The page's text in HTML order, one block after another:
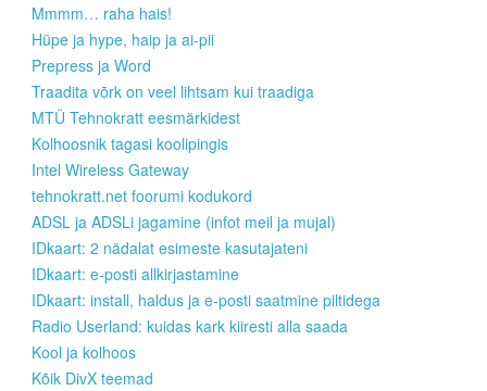
Mmmm… raha hais!
Hüpe ja hype, haip ja ai-pii
Prepress ja Word
Traadita võrk on veel lihtsam kui traadiga
MTÜ Tehnokratt eesmärkidest
Kolhoosnik tagasi koolipingis
Intel Wireless Gateway
tehnokratt.net foorumi kodukord
ADSL ja ADSLi jagamine (infot meil ja mujal)
IDkaart: 2 nädalat esimeste kasutajateni
IDkaart: e-posti allkirjastamine
IDkaart: install, haldus ja e-posti saatmine piltidega
Radio Userland: kuidas kark kiiresti alla saada
Kool ja kolhoos
Kõik DivX teemad